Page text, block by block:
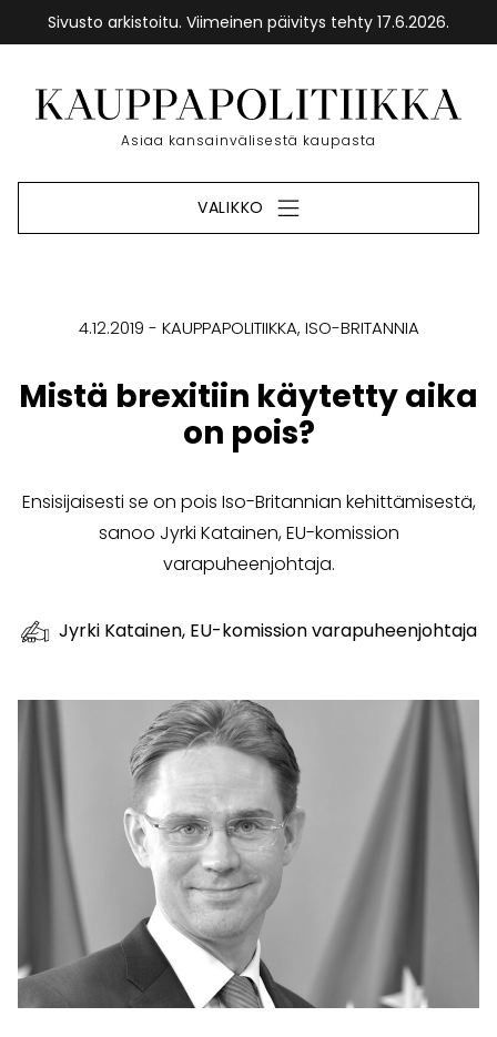
Sivusto arkistoitu. Viimeinen päivitys tehty 17.6.2026.
sisältöön
Etusivu
Asiaa kansainvälisestä kaupasta
VALIKKO
4.12.2019 KAUPPAPOLITIIKKA ISO-BRITANNIA
Mistä brexitiin käytetty aika
on pois?
Ensisijaisesti se on pois Iso-Britannian kehittämisestä,
sanoo Jyrki Katainen, EU-komission
varapuheenjohtaja.
Jyrki Katainen, EU-komission varapuheenjohtaja